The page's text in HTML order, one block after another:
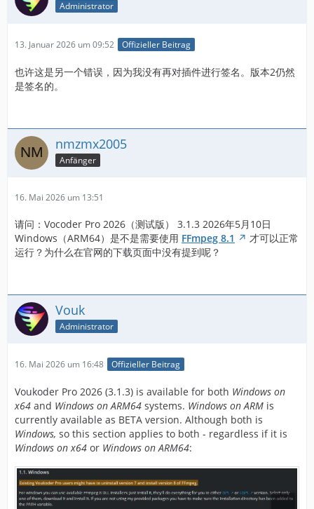
Administrator
13. Januar 2026 um 09:52 Offizieller Beitrag
也许这是另一个错误，因为我没有再对插件进行签名。版本2仍然
是签名的。
nmzmx2005
Anfänger
16. Mai 2026 um 13:51
请问：Vocoder Pro 2026（测试版） 3.1.3 2026年5月10日
Windows（ARM64）是不是需要使用 FFmpeg 8.1
才可以正常
运行？为什么在官网的下载页面中没有提到呢？
Vouk
Administrator
16. Mai 2026 um 16:48 Offizieller Beitrag
Voukoder Pro 2026 (3.1.3) is available for both Windows on
x64 and Windows on ARM64 systems. Windows on ARM is
currently available as BETA version. Although both is
Windows, so this section applies to both - regardless if it is
Windows on x64 or Windows on ARM64: